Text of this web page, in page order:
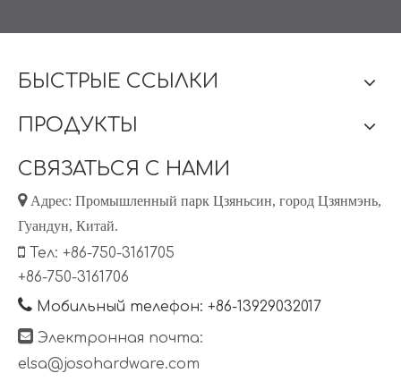
БЫСТРЫЕ ССЫЛКИ
ПРОДУКТЫ
СВЯЗАТЬСЯ С НАМИ
Адрес: Промышленный парк Цзяньсин, город Цзянмэнь,
Гуандун, Китай.
 Тел: +86-750-3161705
+86-750-3161706
 Мобильный телефон: +86-13929032017
 Электронная почта:
elsa@josohardware.com